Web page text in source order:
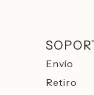
Envío
Retiro